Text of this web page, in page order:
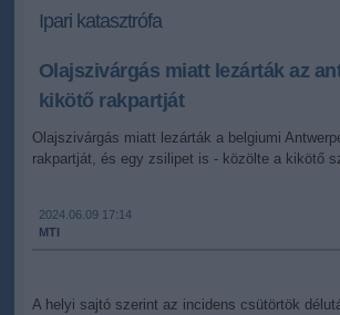
Ipari katasztrófa
Olajszivárgás miatt lezárták az
kikötő rakpartját
Olajszivárgás miatt lezárták a belgiumi
rakpartját, és egy zsilipet is - közölte a kikötő
2024.06.09 17:14
MTI
A helyi sajtó szerint az incidens csütörtök